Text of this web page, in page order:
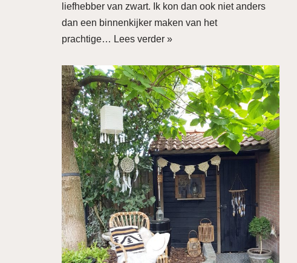
liefhebber van zwart. Ik kon dan ook niet anders
dan een binnenkijker maken van het
prachtige… Lees verder »